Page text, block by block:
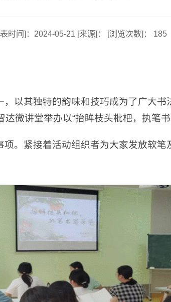
时间]：2024-05-21 [来源]： [浏览次数]： 185
以其独特的韵味和技巧成为了广大
微讲堂举办以“抬眸枝头枇杷，执笔书
。紧接着活动组织者为大家发放软